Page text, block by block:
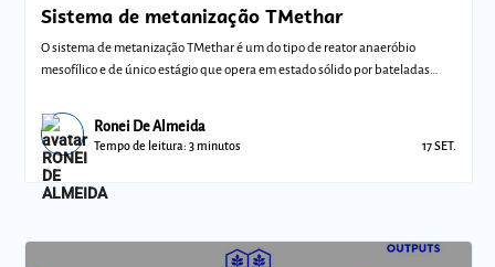
Sistema de metanização TMethar
O sistema de metanização TMethar é um do tipo de reator anaeróbio
mesofílico e de único estágio que opera em estado sólido por bateladas
Ronei De Almeida
Tempo de leitura: 3 minutos 17 SET.